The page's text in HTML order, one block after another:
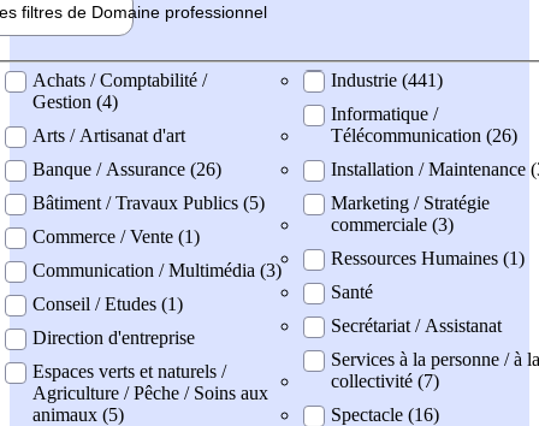
filtres de Domaine professionnel
professionel
Achats / Comptabilité /
Gestion (4)
Arts / Artisanat d'art
Banque / Assurance (26)
Bâtiment / Travaux Publics (5)
Commerce / Vente (1)
Communication / Multimédia (3)
Conseil / Etudes (1)
Direction d'entreprise
Espaces verts et naturels /
Agriculture / Pêche / Soins aux
animaux (5)
Industrie (441)
Informatique /
Télécommunication (26)
Installation / Maintenance
Marketing / Stratégie
commerciale (3)
Ressources Humaines (1)
Santé
Secrétariat / Assistanat
Services à la personne / à la
collectivité (7)
Spectacle (16)